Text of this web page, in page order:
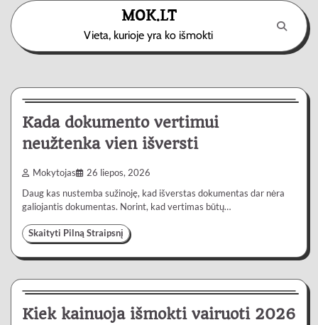
Skip
content
MOK.LT
Vieta, kurioje yra ko išmokti
3 min 0
Paslaugos
Kada dokumento vertimui
neužtenka vien išversti
Mokytojas 26 liepos, 2026
Daug kas nustemba sužinoję, kad išverstas dokumentas dar nėra
galiojantis dokumentas. Norint, kad vertimas būtų…
Skaityti Pilną Straipsnį
4 min
Kiek kainuoja išmokti vairuoti 2026